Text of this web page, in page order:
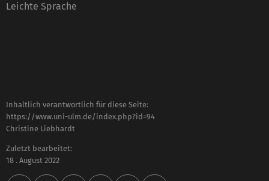
Leichte Sprache
Inhaltlich verantwortlich für diese Seite:
https://www.uni-ulm.de/index.php?id=94
Christine Liebhardt
Zuletzt bearbeitet:
18 . August 2022